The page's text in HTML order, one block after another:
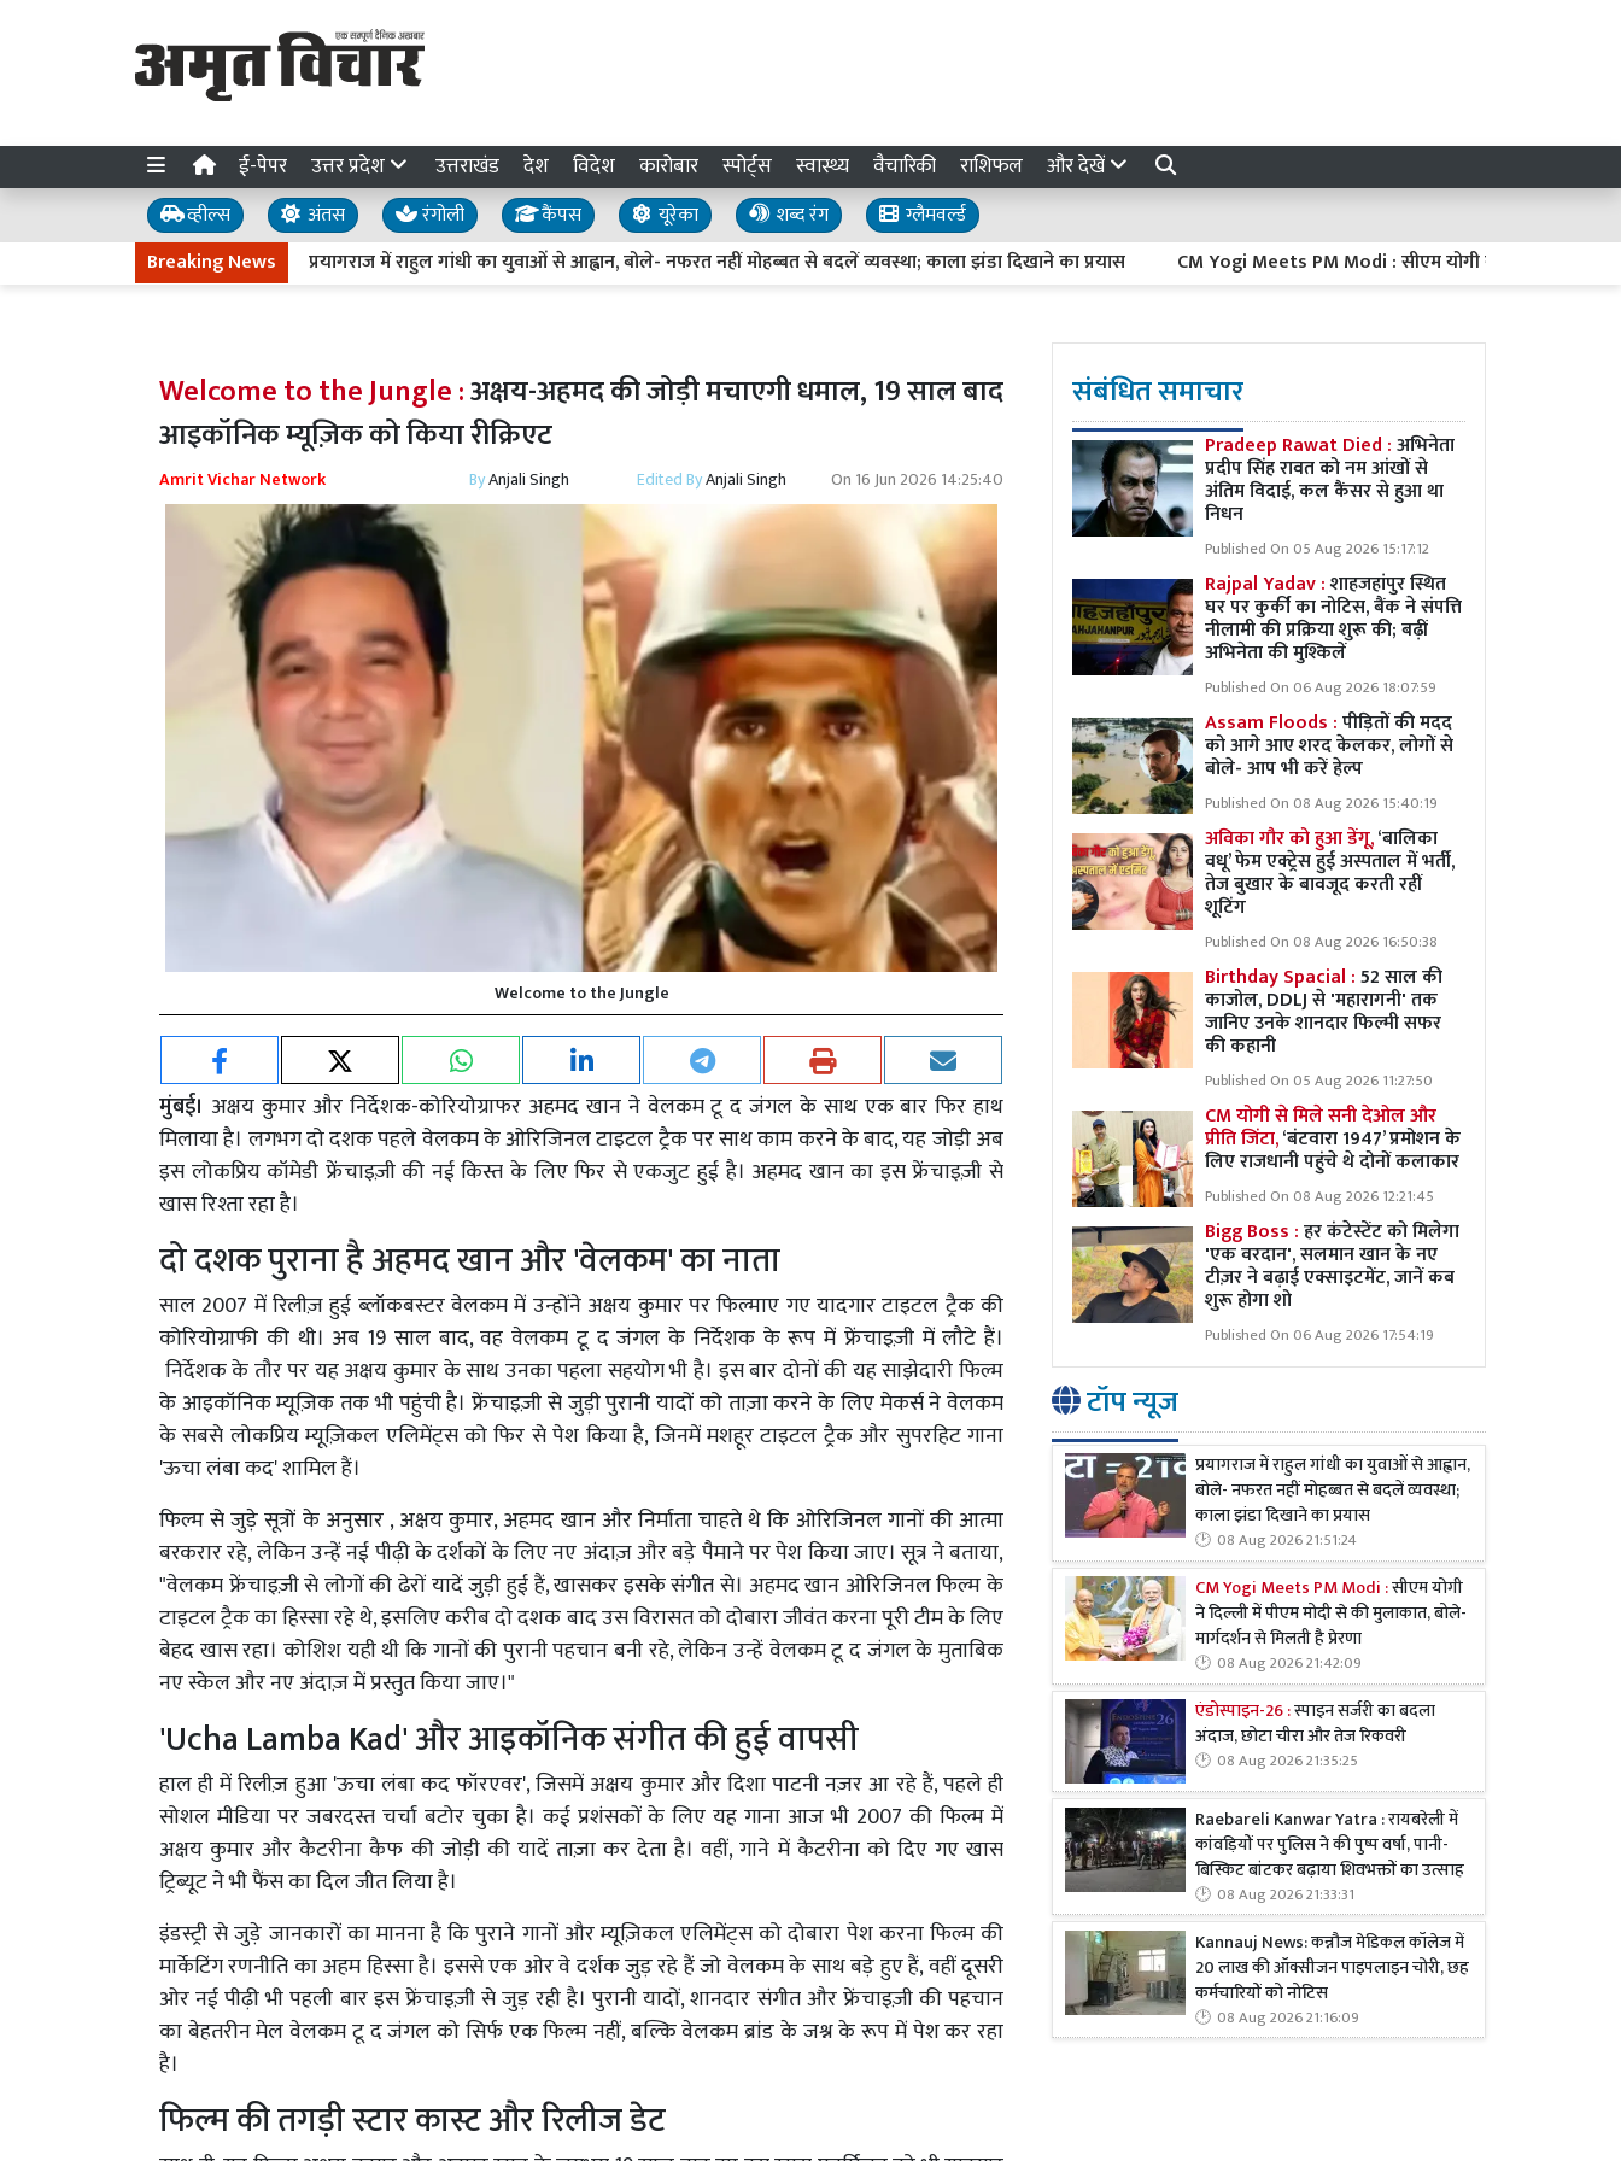
ई-पेपर उत्तर प्रदेश उत्तराखंड देश विदेश कारोबार स्पोर्ट्स स्वास्थ्य वैचारिकी राशिफल और देखें
व्हील्स अंतस रंगोली कैंपस यूरेका शब्द रंग
ग्लैमवर्ल्ड
Breaking Newsप्रयागराज में राहुल गांधी का युवाओं से आह्वान, बोले- नफरत नहीं मोहब्बत से बदलें व्यवस्था; काला झंडा दिखाने का प्रयास CM Yogi Meets PM Modi : सीएम योगी ने दिल्ली में पीएम मोदी से
Welcome to the Jungle :अक्षय-अहमद की जोड़ी मचाएगी धमाल, 19 साल बाद
आइकॉनिक म्यूज़िक को किया रीक्रिएट
Amrit Vichar Network ByAnjali Singh Edited ByAnjali Singh On 16 Jun 2026 14:25:40
Welcome to the Jungle
मुंबई। अक्षय कुमार और निर्देशक-कोरियोग्राफर अहमद खान ने वेलकम टू द जंगल के साथ एक बार फिर हाथ
मिलाया है। लगभग दो दशक पहले वेलकम के ओरिजिनल टाइटल ट्रैक पर साथ काम करने के बाद, यह जोड़ी अब
इस लोकप्रिय कॉमेडी फ्रेंचाइज़ी की नई किस्त के लिए फिर से एकजुट हुई है। अहमद खान का इस फ्रेंचाइज़ी से
खास रिश्ता रहा है।
दो दशक पुराना है अहमद खान और 'वेलकम' का नाता
साल 2007 में रिलीज़ हुई ब्लॉकबस्टर वेलकम में उन्होंने अक्षय कुमार पर फिल्माए गए यादगार टाइटल ट्रैक की
कोरियोग्राफी की थी। अब 19 साल बाद, वह वेलकम टू द जंगल के निर्देशक के रूप में फ्रेंचाइज़ी में लौटे हैं।
निर्देशक के तौर पर यह अक्षय कुमार के साथ उनका पहला सहयोग भी है। इस बार दोनों की यह साझेदारी फिल्म
के आइकॉनिक म्यूज़िक तक भी पहुंची है। फ्रेंचाइज़ी से जुड़ी पुरानी यादों को ताज़ा करने के लिए मेकर्स ने वेलकम
के सबसे लोकप्रिय म्यूज़िकल एलिमेंट्स को फिर से पेश किया है, जिनमें मशहूर टाइटल ट्रैक और सुपरहिट गाना
'ऊचा लंबा कद' शामिल हैं।
फिल्म से जुड़े सूत्रों के अनुसार , अक्षय कुमार, अहमद खान और निर्माता चाहते थे कि ओरिजिनल गानों की आत्मा
बरकरार रहे, लेकिन उन्हें नई पीढ़ी के दर्शकों के लिए नए अंदाज़ और बड़े पैमाने पर पेश किया जाए। सूत्र ने बताया,
"वेलकम फ्रेंचाइज़ी से लोगों की ढेरों यादें जुड़ी हुई हैं, खासकर इसके संगीत से। अहमद खान ओरिजिनल फिल्म के
टाइटल ट्रैक का हिस्सा रहे थे, इसलिए करीब दो दशक बाद उस विरासत को दोबारा जीवंत करना पूरी टीम के लिए
बेहद खास रहा। कोशिश यही थी कि गानों की पुरानी पहचान बनी रहे, लेकिन उन्हें वेलकम टू द जंगल के मुताबिक
नए स्केल और नए अंदाज़ में प्रस्तुत किया जाए।"
'Ucha Lamba Kad' और आइकॉनिक संगीत की हुई वापसी
हाल ही में रिलीज़ हुआ 'ऊचा लंबा कद फॉरएवर', जिसमें अक्षय कुमार और दिशा पाटनी नज़र आ रहे हैं, पहले ही
सोशल मीडिया पर जबरदस्त चर्चा बटोर चुका है। कई प्रशंसकों के लिए यह गाना आज भी 2007 की फिल्म में
अक्षय कुमार और कैटरीना कैफ की जोड़ी की यादें ताज़ा कर देता है। वहीं, गाने में कैटरीना को दिए गए खास
ट्रिब्यूट ने भी फैंस का दिल जीत लिया है।
इंडस्ट्री से जुड़े जानकारों का मानना है कि पुराने गानों और म्यूज़िकल एलिमेंट्स को दोबारा पेश करना फिल्म की
मार्केटिंग रणनीति का अहम हिस्सा है। इससे एक ओर वे दर्शक जुड़ रहे हैं जो वेलकम के साथ बड़े हुए हैं, वहीं दूसरी
ओर नई पीढ़ी भी पहली बार इस फ्रेंचाइज़ी से जुड़ रही है। पुरानी यादों, शानदार संगीत और फ्रेंचाइज़ी की पहचान
का बेहतरीन मेल वेलकम टू द जंगल को सिर्फ एक फिल्म नहीं, बल्कि वेलकम ब्रांड के जश्न के रूप में पेश कर रहा
है।
फिल्म की तगड़ी स्टार कास्ट और रिलीज डेट
संबंधित समाचार
Pradeep Rawat Died :अभिनेता
प्रदीप सिंह रावत को नम आंखों से
अंतिम विदाई, कल कैंसर से हुआ था
निधन
Published On 05 Aug 2026 15:17:12
Rajpal Yadav :शाहजहांपुर स्थित
घर पर कुर्की का नोटिस, बैंक ने संपत्ति
नीलामी की प्रक्रिया शुरू की; बढ़ीं
अभिनेता की मुश्किलें
Published On 06 Aug 2026 18:07:59
Assam Floods :पीड़ितों की मदद
को आगे आए शरद केलकर, लोगों से
बोले- आप भी करें हेल्प
Published On 08 Aug 2026 15:40:19
अविका गौर को हुआ डेंगू,‘बालिका
वधू’ फेम एक्ट्रेस हुई अस्पताल में भर्ती,
तेज बुखार के बावजूद करती रहीं
शूटिंग
Published On 08 Aug 2026 16:50:38
Birthday Spacial :52 साल की
काजोल, DDLJ से 'महारागनी' तक
जानिए उनके शानदार फिल्मी सफर
की कहानी
Published On 05 Aug 2026 11:27:50
CM योगी से मिले सनी देओल और
प्रीति जिंटा,‘बंटवारा 1947’ प्रमोशन के
लिए राजधानी पहुंचे थे दोनों कलाकार
Published On 08 Aug 2026 12:21:45
Bigg Boss :हर कंटेस्टेंट को मिलेगा
'एक वरदान', सलमान खान के नए
टीज़र ने बढ़ाई एक्साइटमेंट, जानें कब
शुरू होगा शो
Published On 06 Aug 2026 17:54:19
टॉप न्यूज
प्रयागराज में राहुल गांधी का युवाओं से आह्वान,
बोले- नफरत नहीं मोहब्बत से बदलें व्यवस्था;
काला झंडा दिखाने का प्रयास
08 Aug 2026 21:51:24
CM Yogi Meets PM Modi :सीएम योगी
ने दिल्ली में पीएम मोदी से की मुलाकात, बोले-
मार्गदर्शन से मिलती है प्रेरणा
08 Aug 2026 21:42:09
एंडोस्पाइन-26 :स्पाइन सर्जरी का बदला
अंदाज, छोटा चीरा और तेज रिकवरी
08 Aug 2026 21:35:25
Raebareli Kanwar Yatra : रायबरेली में
कांवड़ियों पर पुलिस ने की पुष्प वर्षा, पानी-
बिस्किट बांटकर बढ़ाया शिवभक्तों का उत्साह
08 Aug 2026 21:33:31
Kannauj News: कन्नौज मेडिकल कॉलेज में
20 लाख की ऑक्सीजन पाइपलाइन चोरी, छह
कर्मचारियों को नोटिस
08 Aug 2026 21:16:09